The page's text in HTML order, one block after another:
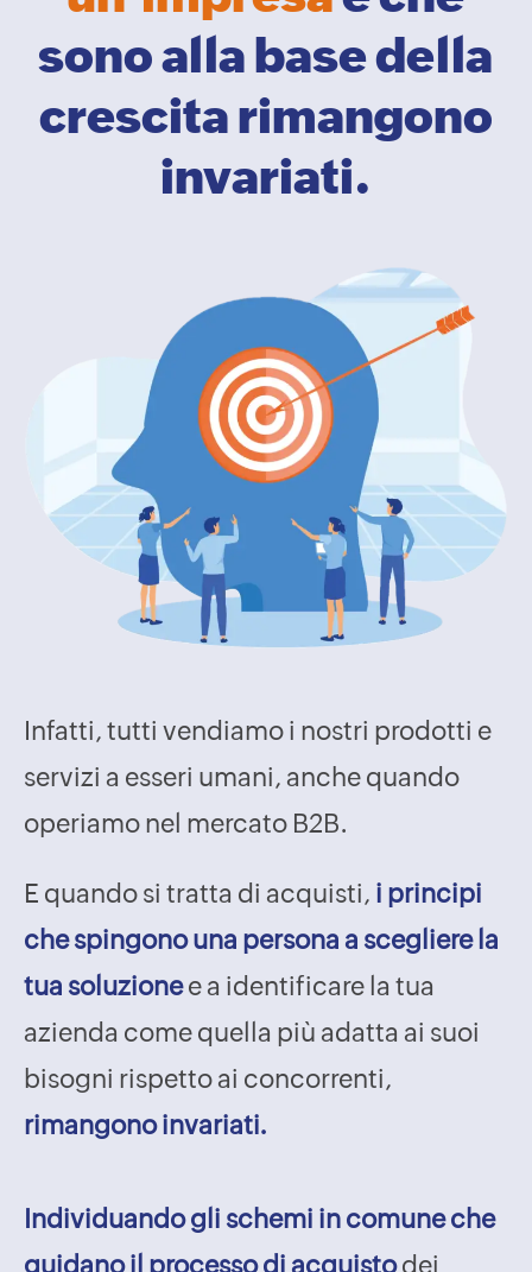
sono alla base della
crescita rimangono
invariati.
Infatti, tutti vendiamo i nostri prodotti e
servizi a esseri umani, anche quando
operiamo nel mercato B2B.
E quando si tratta di acquisti, i principi
che spingono una persona a scegliere la
tua soluzionee a identificare la tua
azienda come quella più adatta ai suoi
bisogni rispetto ai concorrenti,
rimangono invariati.
Individuando gli schemi in comune che
guidano il processo di acquistodei